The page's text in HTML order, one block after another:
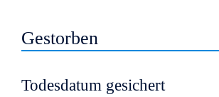
Gestorben
Todesdatum gesichert